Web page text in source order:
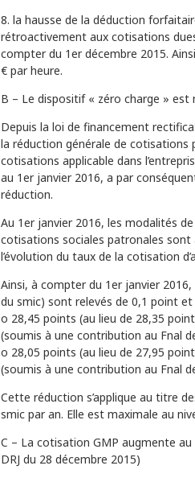
8. la hausse de la déduction
rétroactivement aux cotisations
compter du 1er décembre 2015.
€ par heure.
B – Le dispositif « zéro charge » est
Depuis la loi de financement
la réduction générale de cotisations
cotisations applicable dans
au 1er janvier 2016, a par
réduction.
Au 1er janvier 2016, les modalités
cotisations sociales patronales
l’évolution du taux de la cotisation
Ainsi, à compter du 1er janvier
du smic) sont relevés de 0,1 point
o 28,45 points (au lieu de 28,35
(soumis à une contribution au Fnal
o 28,05 points (au lieu de 27,95
(soumis à une contribution au Fnal
Cette réduction s’applique au titre
smic par an. Elle est maximale au
C – La cotisation GMP augmente au
DRJ du 28 décembre 2015)